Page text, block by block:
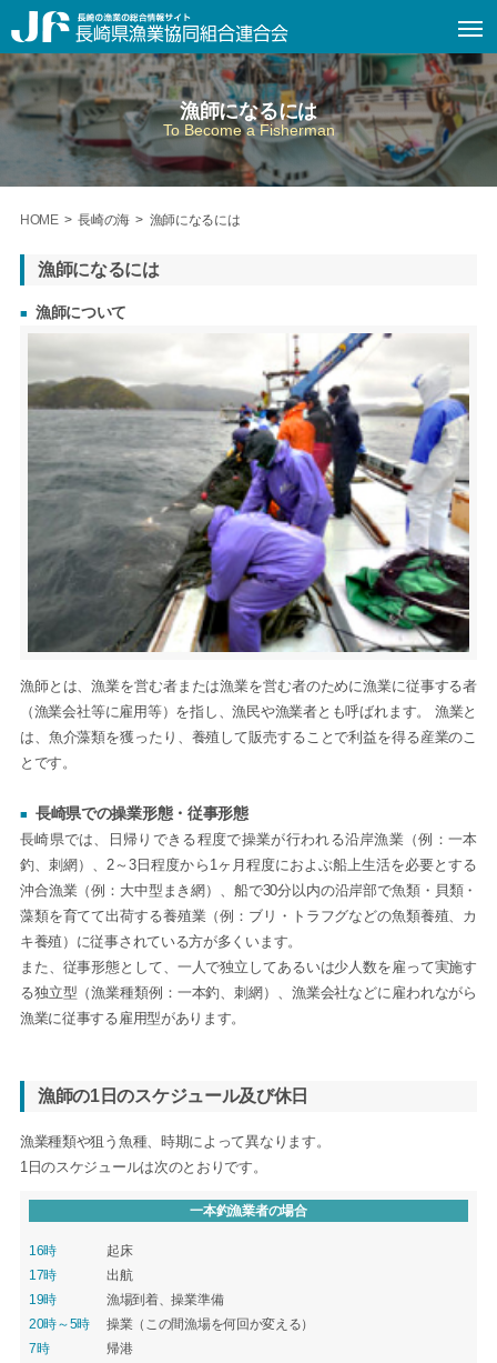
漁師になるには
To Become a Fisherman
HOME>長崎の海 > 漁師になるには
漁師になるには
漁師について
漁師とは、漁業を営む者または漁業を営む者のために漁業に従事する者
（漁業会社等に雇用等）を指し、漁民や漁業者とも呼ばれます。 漁業と
は、魚介藻類を獲ったり、養殖して販売することで利益を得る産業のこ
とです。
長崎県での操業形態・従事形態
長崎県では、日帰りできる程度で操業が行われる沿岸漁業（例：一本
釣、刺網）、2～3日程度から1ヶ月程度におよぶ船上生活を必要とする
沖合漁業（例：大中型まき網）、船で30分以内の沿岸部で魚類・貝類・
藻類を育てて出荷する養殖業（例：ブリ・トラフグなどの魚類養殖、カ
キ養殖）に従事されている方が多くいます。
また、従事形態として、一人で独立してあるいは少人数を雇って実施す
る独立型（漁業種類例：一本釣、刺網）、漁業会社などに雇われながら
漁業に従事する雇用型があります。
漁師の1日のスケジュール及び休日
漁業種類や狙う魚種、時期によって異なります。
1日のスケジュールは次のとおりです。
一本釣漁業者の場合
16時
起床
17時
出航
19時
漁場到着、操業準備
20時～5時
操業（この間漁場を何回か変える）
7時
帰港